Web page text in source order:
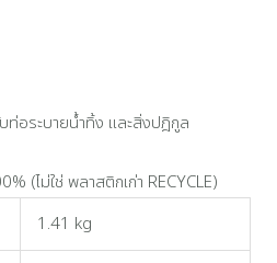
ท่อระบายน้ำทิ้ง และสิ่งปฎิกูล
(ไม่ใช่ พลาสติกเก่า RECYCLE)
1.41 kg